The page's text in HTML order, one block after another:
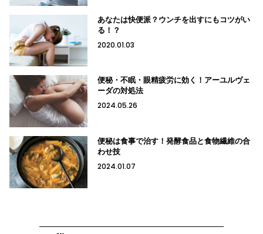
あなたは快便派？ウンチを出すにもコツがい
る！？
2020.01.03
便秘・不眠・眼精疲労に効く！アーユルヴェ
ーダの対処法
2024.05.26
便秘は食事で治す！発酵食品と食物繊維の合
わせ技
2024.01.07